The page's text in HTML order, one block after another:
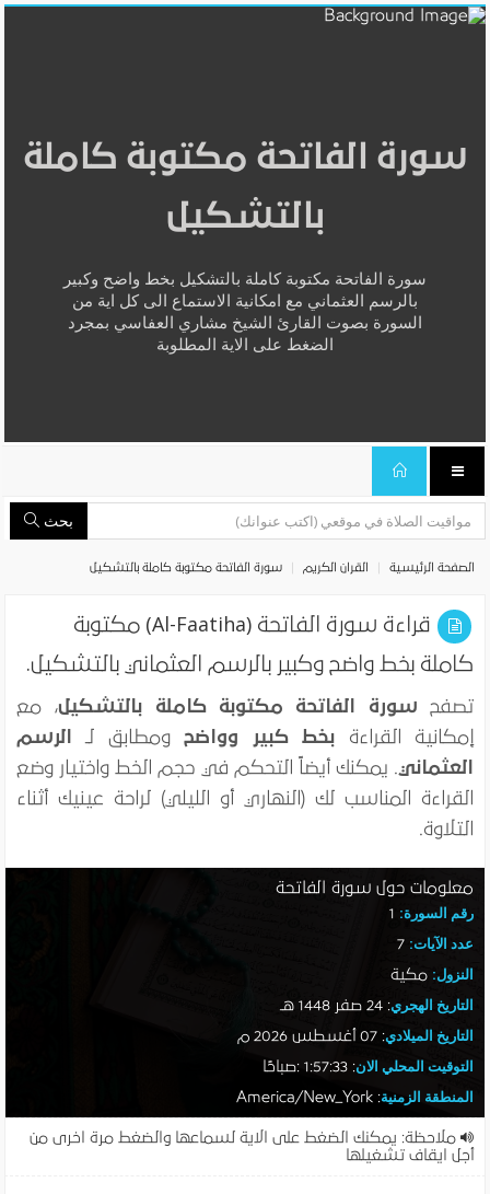
سورة الفاتحة مكتوبة كاملة
بالتشكيل
سورة الفاتحة مكتوبة كاملة بالتشكيل بخط واضح وكبير
بالرسم العثماني مع امكانية الاستماع الى كل اية من
السورة بصوت القارئ الشيخ مشاري العفاسي بمجرد
الضغط على الاية المطلوبة
بحث
الصفحة الرئيسية القران الكريم سورة الفاتحة مكتوبة كاملة بالتشكيل
قراءة سورة الفاتحة (Al-Faatiha) مكتوبة
كاملة بخط واضح وكبير بالرسم العثماني بالتشكيل.
تصفح سورة الفاتحة مكتوبة كاملة بالتشكيل، مع
إمكانية القراءة بخط كبير وواضحومطابق لـ
الرسم
العثماني . يمكنك أيضاً التحكم في حجم الخط واختيار وضع
القراءة المناسب لك (النهاري أو الليلي) لراحة عينيك أثناء
التلاوة.
معلومات حول سورة الفاتحة
رقم السورة:
عدد الآيات:
النزول: مكية
التاريخ الهجري: 24 صفر 1448 هـ
التاريخ الميلادي: 07 أغسطس 2026 م
التوقيت المحلي الان: 1:57:33 :صباحًا
المنطقة الزمنية: America/New_York
ملاحظة: يمكنك الضغط على الاية لسماعها والضغط مرة اخرى من
أجل ايقاف تشغيلها